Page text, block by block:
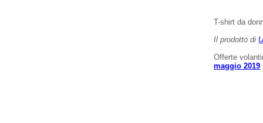
T-shirt da
Il prodotto di
Offerte
maggio 2019